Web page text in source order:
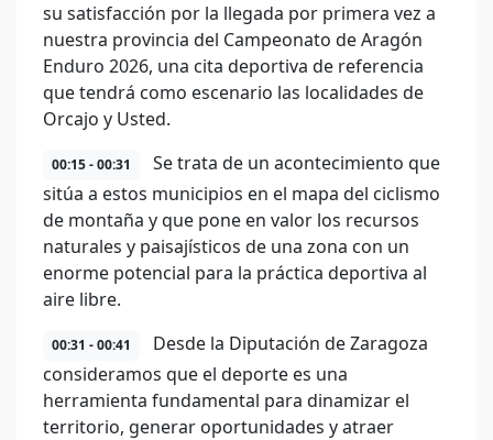
su satisfacción por la llegada por primera vez a
nuestra provincia del Campeonato de Aragón
Enduro 2026, una cita deportiva de referencia
que tendrá como escenario las localidades de
Orcajo y Usted.
00:15 - 00:31
Se trata de un acontecimiento que
sitúa a estos municipios en el mapa del ciclismo
de montaña y que pone en valor los recursos
naturales y paisajísticos de una zona con un
enorme potencial para la práctica deportiva al
aire libre.
00:31 - 00:41
Desde la Diputación de Zaragoza
consideramos que el deporte es una
herramienta fundamental para dinamizar el
territorio, generar oportunidades y atraer